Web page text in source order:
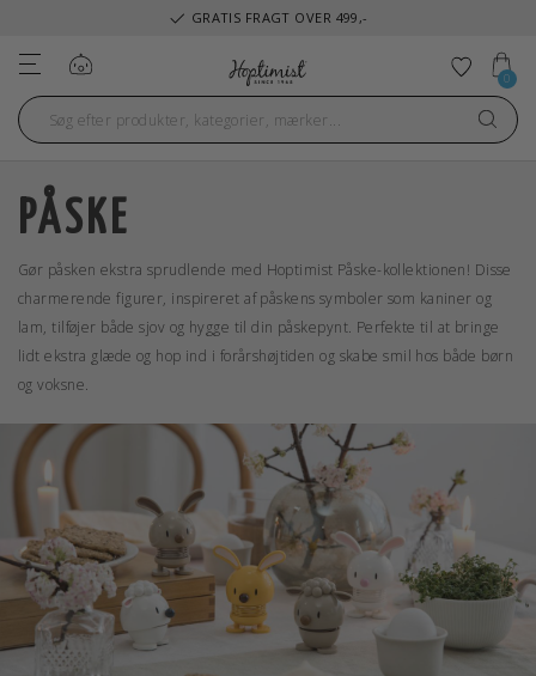
GRATIS FRAGT OVER 499,-
Tilføj
0
PÅSKE
Gør påsken ekstra sprudlende med Hoptimist Påske-kollektionen! Disse
charmerende figurer, inspireret af påskens symboler som kaniner og
lam, tilføjer både sjov og hygge til din påskepynt. Perfekte til at bringe
lidt ekstra glæde og hop ind i forårshøjtiden og skabe smil hos både børn
og voksne.